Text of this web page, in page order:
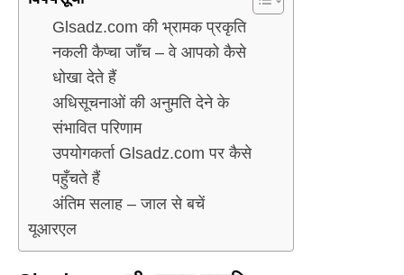
Glsadz.com की भ्रामक प्रकृति
नकली कैप्चा जाँच – वे आपको कैसे
धोखा देते हैं
अधिसूचनाओं की अनुमति देने के
संभावित परिणाम
उपयोगकर्ता Glsadz.com पर कैसे
पहुँचते हैं
अंतिम सलाह – जाल से बचें
यूआरएल